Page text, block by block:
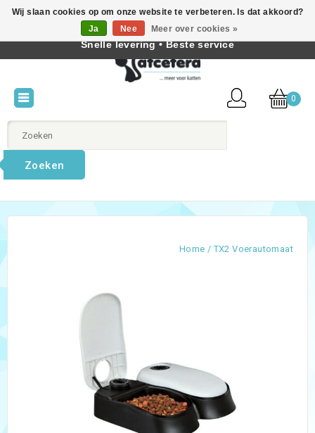
Nederlands
0
Zoeken
Home /TX2 Voerautomaat
Wij slaan cookies op om onze website te verbeteren. Is dat akkoord?
Ja
Nee Meer over cookies »
Beste producten voor katten • Kennis van kattengedrag •
Snelle levering • Beste service